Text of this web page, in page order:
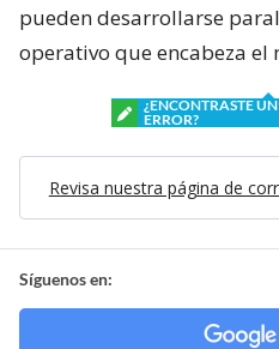
pueden desarrollarse
operativo que encabeza
¿ENCONTRASTE UN
ERROR?
Revisa nuestra página de
Síguenos en: